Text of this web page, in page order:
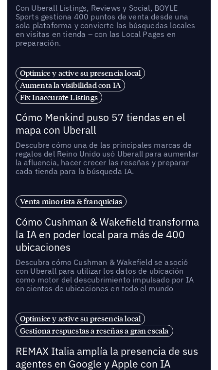
Con Uberall Listings, Reviews y Social, BOYLE
Sports gestiona 400 puntos de venta desde una
sola plataforma y convierte las búsquedas locales
en visitas en tienda – con las Local Pages en
preparación.
Optimice y active su presencia local
Aumenta la visibilidad con IA
Fix Inaccurate Listings
Cómo Menkind puso 57 tiendas en el
mapa con Uberall
Descubre cómo una de las principales marcas de
regalos del Reino Unido usó Uberall para aumentar
la afluencia, hacer crecer las reseñas y preparar
cada tienda para la búsqueda IA.
Venta minorista & franquicias
Cómo Cushman & Wakefield transforma
la IA en poder local para más de 400
ubicaciones
Descubra cómo Cushman & Wakefield se asoció
con Uberall para utilizar los datos de ubicación
como motor del descubrimiento impulsado por IA
en cientos de ubicaciones en todo el mundo
Optimice y active su presencia local
Gestiona respuestas a reseñas a gran escala
REMAX Italia amplía la presencia de sus
agentes en Google y Apple con IA